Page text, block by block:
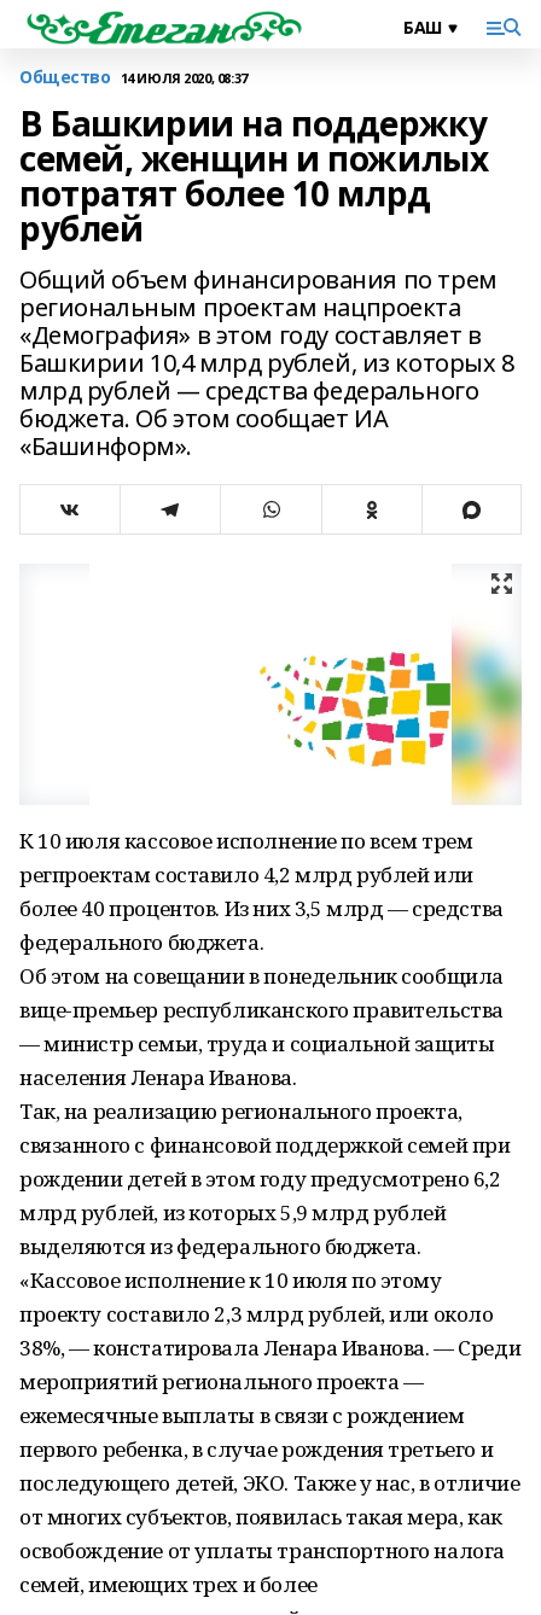
Общество 14 ИЮЛЯ 2020, 08:37
В Башкирии на поддержку
семей, женщин и пожилых
потратят более 10 млрд
рублей
Общий объем финансирования по трем
региональным проектам нацпроекта
«Демография» в этом году составляет в
Башкирии 10,4 млрд рублей, из которых 8
млрд рублей — средства федерального
бюджета. Об этом сообщает ИА
«Башинформ».
К 10 июля кассовое исполнение по всем трем
регпроектам составило 4,2 млрд рублей или
более 40 процентов. Из них 3,5 млрд — средства
федерального бюджета.
Об этом на совещании в понедельник сообщила
вице-премьер республиканского правительства
— министр семьи, труда и социальной защиты
населения Ленара Иванова.
Так, на реализацию регионального проекта,
связанного с финансовой поддержкой семей при
рождении детей в этом году предусмотрено 6,2
млрд рублей, из которых 5,9 млрд рублей
выделяются из федерального бюджета.
«Кассовое исполнение к 10 июля по этому
проекту составило 2,3 млрд рублей, или около
38%, — констатировала Ленара Иванова. — Среди
мероприятий регионального проекта —
ежемесячные выплаты в связи с рождением
первого ребенка, в случае рождения третьего и
последующего детей, ЭКО. Также у нас, в отличие
от многих субъектов, появилась такая мера, как
освобождение от уплаты транспортного налога
семей, имеющих трех и более